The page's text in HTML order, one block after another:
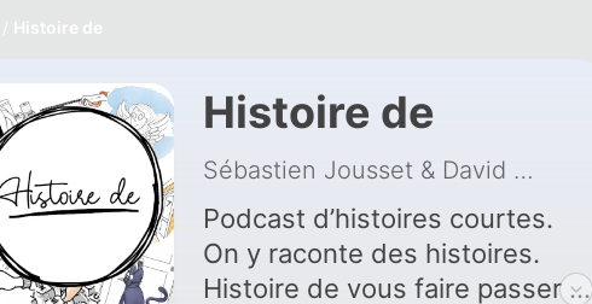
Histoire de
Histoire de
Sébastien Jousset & David Borens
Podcast d’histoires courtes.
On y raconte des histoires.
Histoire de vous faire passer le